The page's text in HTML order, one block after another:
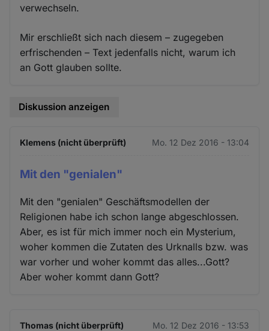
verwechseln.
Mir erschließt sich nach diesem – zugegeben
erfrischenden – Text jedenfalls nicht, warum ich
an Gott glauben sollte.
Diskussion anzeigen
Klemens (nicht überprüft) Mo. 12 Dez 2016 - 13:04
Mit den "genialen"
Mit den "genialen" Geschäftsmodellen der
Religionen habe ich schon lange abgeschlossen.
Aber, es ist für mich immer noch ein Mysterium,
woher kommen die Zutaten des Urknalls bzw. was
war vorher und woher kommt das alles...Gott?
Aber woher kommt dann Gott?
Thomas (nicht überprüft) Mo. 12 Dez 2016 - 13:53